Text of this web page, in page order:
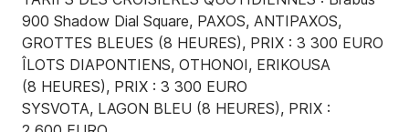
900 Shadow Dial Square, PAXOS, ANTIPAXOS,
GROTTES BLEUES (8 HEURES), PRIX : 3 300 EURO
ÎLOTS DIAPONTIENS, OTHONOI, ERIKOUSA
(8 HEURES), PRIX : 3 300 EURO
SYSVOTA, LAGON BLEU (8 HEURES), PRIX :